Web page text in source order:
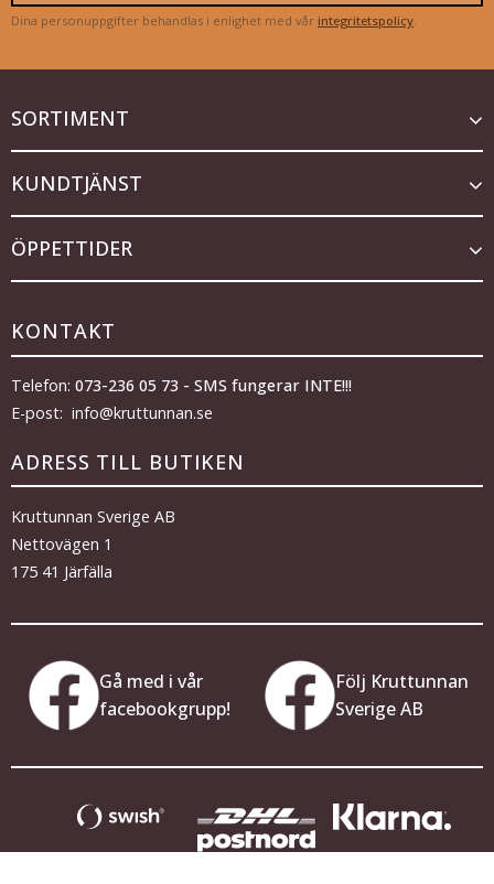
Dina personuppgifter behandlas i enlighet med vår integritetspolicy
SORTIMENT
KUNDTJÄNST
ÖPPETTIDER
KONTAKT
Telefon: 073-236 05 73 - SMS fungerar INTE!!!
E-post: info@kruttunnan.se
ADRESS TILL BUTIKEN
Kruttunnan Sverige AB
Nettovägen 1
175 41 Järfälla
Gå med i vår
facebookgrupp!
Följ Kruttunnan
Sverige AB